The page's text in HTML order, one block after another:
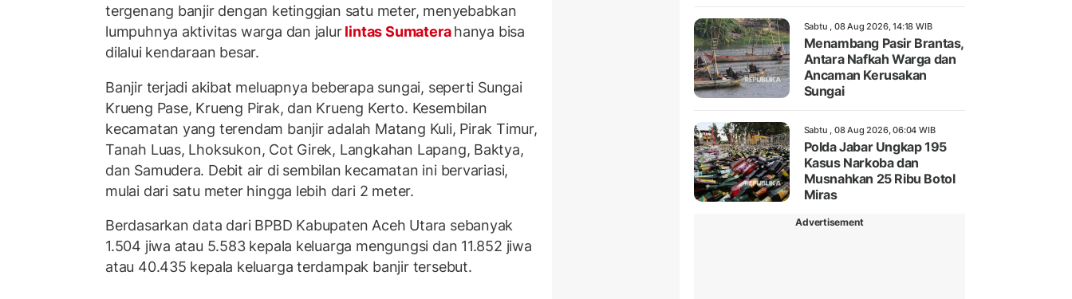
tergenang banjir dengan ketinggian satu meter, menyebabkan
lumpuhnya aktivitas warga dan jalurlintas Sumaterahanya bisa
dilalui kendaraan besar.
Banjir terjadi akibat meluapnya beberapa sungai, seperti Sungai
Krueng Pase, Krueng Pirak, dan Krueng Kerto. Kesembilan
kecamatan yang terendam banjir adalah Matang Kuli, Pirak Timur,
Tanah Luas, Lhoksukon, Cot Girek, Langkahan Lapang, Baktya,
dan Samudera. Debit air di sembilan kecamatan ini bervariasi,
mulai dari satu meter hingga lebih dari 2 meter.
Berdasarkan data dari BPBD Kabupaten Aceh Utara sebanyak
1.504 jiwa atau 5.583 kepala keluarga mengungsi dan 11.852 jiwa
atau 40.435 kepala keluarga terdampak banjir tersebut.
Sabtu , 08 Aug 2026, 14:18 WIB
Menambang Pasir Brantas,
Antara Nafkah Warga dan
Ancaman Kerusakan
Sungai
Sabtu , 08 Aug 2026, 06:04 WIB
Polda Jabar Ungkap 195
Kasus Narkoba dan
Musnahkan 25 Ribu Botol
Miras
Advertisement